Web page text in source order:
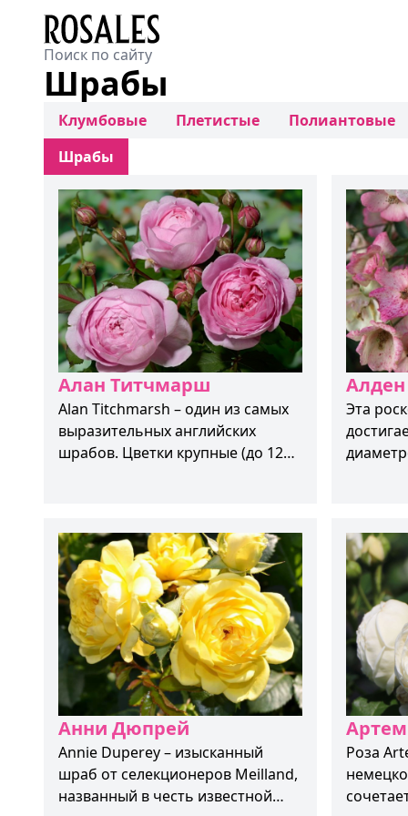
Шрабы
Клумбовые Плетистые Полиантовые
Шрабы
Алан Титчмарш
Alan Titchmarsh – один из самых
выразительных английских
шрабов. Цветки крупные (до 12
по краям. Аромат насыщенный,
сладкий, с нотами малины и
классической старинной розы.
Куст мощный, хорошо
разветвлённый, высотой до 120–
150 см. Подходит для одиночных
посадок, миксбордеров и заднего
плана клумбы. Цветёт волнами с
июня до осени.
Эта
Анни Дюпрей
Annie Duperey – изысканный
шраб от селекционеров Meilland,
названный в честь известной
Роза